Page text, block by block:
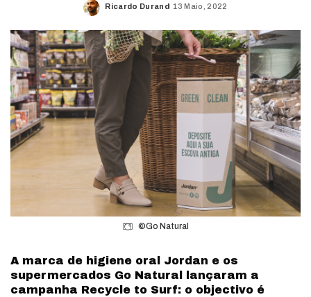
Posted
Ricardo Durand 13 Maio, 2022
©Go Natural
A marca de higiene oral Jordan e os
supermercados Go Natural lançaram a
campanha Recycle to Surf: o objectivo é